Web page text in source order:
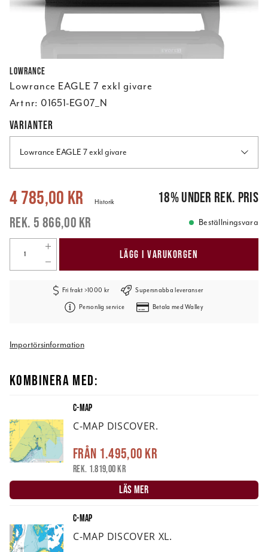
Lowrance
Lowrance EAGLE 7 exkl givare
Art nr: 01651-EG07_N
VARIANTER
Lowrance EAGLE 7 exkl givare
Nuvarande pris: 4 785,00 kr 5 866,00 kr
4 785,00 kr
5 866,00 kr
Historik 18%under rek. pris
Beställningsvara
LÄGG I VARUKORGEN
Fri frakt >1000 kr Supersnabba leveranser
Personlig service Betala med Walley
Importörsinformation
KOMBINERA MED:
C-MAP
C-MAP DISCOVER.
Från 1.495,00 kr
Rek. 1.819,00 kr
LÄS MER
C-MAP
C-MAP DISCOVER XL.